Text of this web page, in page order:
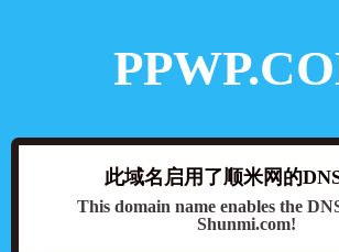
此域名启用了顺米网的
This domain name enables the
Shunmi.com!